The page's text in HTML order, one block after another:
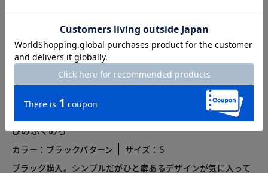
5.0 3レビュー
2024.11.13
ぴのふくめろ
カラー：ブラックパターン
サイズ：S
ブラック購入。シンプルだがひと癖あるデザインが気に入って